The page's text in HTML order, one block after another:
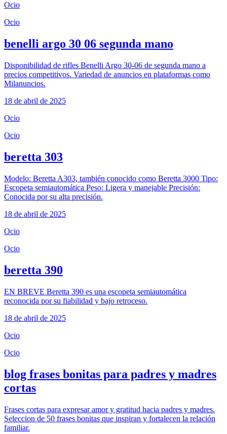
Ocio
Ocio
benelli argo 30 06 segunda mano
Disponibilidad de rifles Benelli Argo 30-06 de segunda mano a
precios competitivos. Variedad de anuncios en plataformas como
Milanuncios.
18 de abril de 2025
Ocio
Ocio
beretta 303
Modelo: Beretta A303, también conocido como Beretta 3000 Tipo:
Escopeta semiautomática Peso: Ligera y manejable Precisión:
Conocida por su alta precisión.
18 de abril de 2025
Ocio
Ocio
beretta 390
EN BREVE Beretta 390 es una escopeta semiautomática
reconocida por su fiabilidad y bajo retroceso.
18 de abril de 2025
Ocio
Ocio
blog frases bonitas para padres y madres
cortas
Frases cortas para expresar amor y gratitud hacia padres y madres.
Seleccion de 50 frases bonitas que inspiran y fortalecen la relación
familiar.